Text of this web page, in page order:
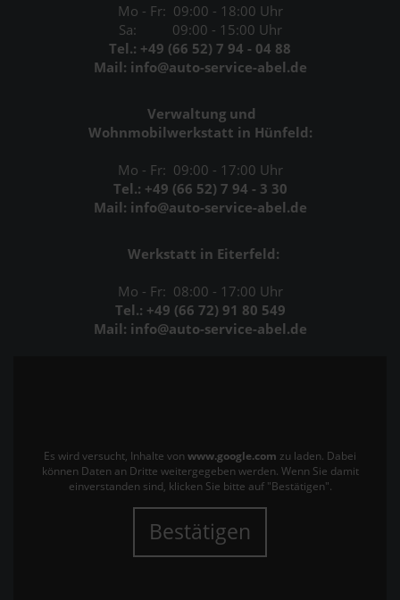
Mo - Fr: 09:00 - 18:00 Uhr
Sa: 09:00 - 15:00 Uhr
Tel.: +49 (66 52) 7 94 - 04 88
Mail: info@auto-service-abel.de
Verwaltung und
Wohnmobilwerkstatt in Hünfeld:
Mo - Fr: 09:00 - 17:00 Uhr
Tel.: +49 (66 52) 7 94 - 3 30
Mail: info@auto-service-abel.de
Werkstatt in Eiterfeld:
Mo - Fr: 08:00 - 17:00 Uhr
Tel.: +49 (66 72) 91 80 549
Mail: info@auto-service-abel.de
Es wird versucht, Inhalte von www.google.com zu laden. Dabei
können Daten an Dritte weitergegeben werden. Wenn Sie damit
einverstanden sind, klicken Sie bitte auf "Bestätigen".
Bestätigen